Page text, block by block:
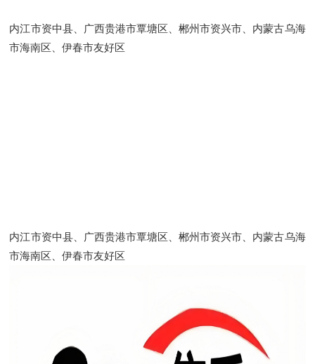
内江市资中县、广西贵港市覃塘区、郴州市资兴市、内蒙古乌海
市海南区、伊春市友好区
内江市资中县、广西贵港市覃塘区、郴州市资兴市、内蒙古乌海
市海南区、伊春市友好区